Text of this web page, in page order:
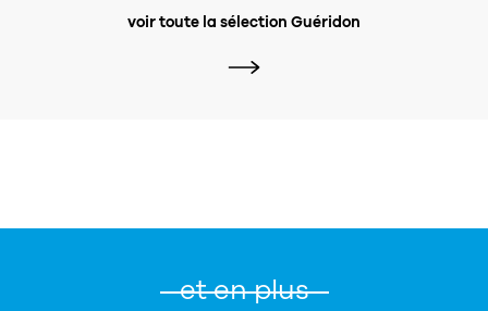
voir toute la sélection Guéridon
et en plus